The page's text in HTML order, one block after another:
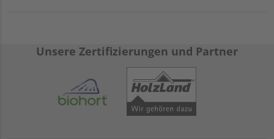
Unsere Zertifizierungen und Partner